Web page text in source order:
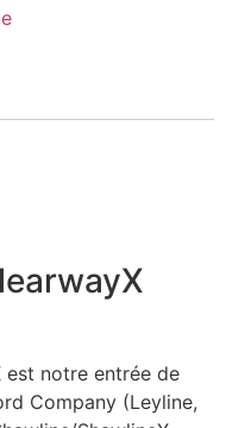
est notre entrée de
Company (Leyline,